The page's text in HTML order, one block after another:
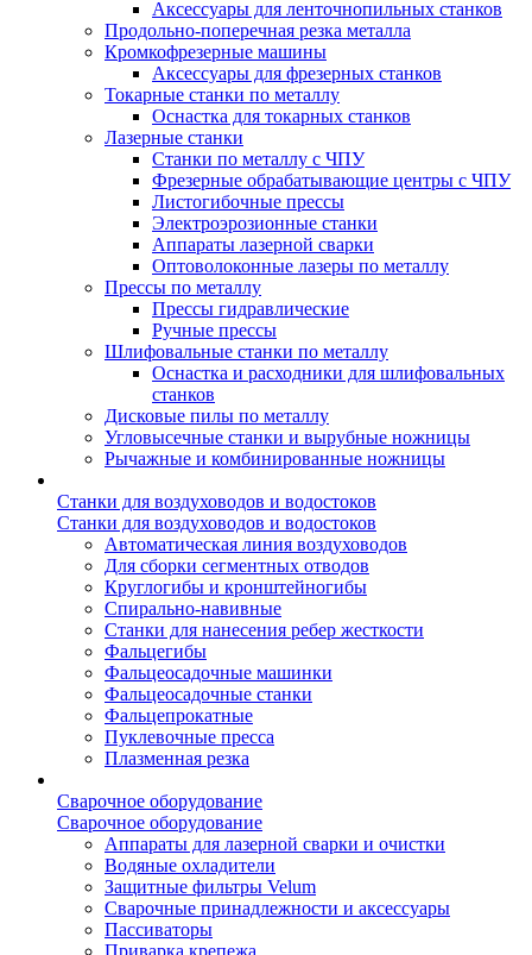
Аксессуары для ленточнопильных станков
Продольно-поперечная резка металла
Кромкофрезерные машины
Аксессуары для фрезерных станков
Токарные станки по металлу
Оснастка для токарных станков
Лазерные станки
Станки по металлу с ЧПУ
Фрезерные обрабатывающие центры с ЧПУ
Листогибочные прессы
Электроэрозионные станки
Аппараты лазерной сварки
Оптоволоконные лазеры по металлу
Прессы по металлу
Прессы гидравлические
Ручные прессы
Шлифовальные станки по металлу
Оснастка и расходники для шлифовальных
станков
Дисковые пилы по металлу
Угловысечные станки и вырубные ножницы
Рычажные и комбинированные ножницы
Станки для воздуховодов и водостоков
Станки для воздуховодов и водостоков
Автоматическая линия воздуховодов
Для сборки сегментных отводов
Круглогибы и кронштейногибы
Спирально-навивные
Станки для нанесения ребер жесткости
Фальцегибы
Фальцеосадочные машинки
Фальцеосадочные станки
Фальцепрокатные
Пуклевочные пресса
Плазменная резка
Сварочное оборудование
Сварочное оборудование
Аппараты для лазерной сварки и очистки
Водяные охладители
Защитные фильтры Velum
Сварочные принадлежности и аксессуары
Пассиваторы